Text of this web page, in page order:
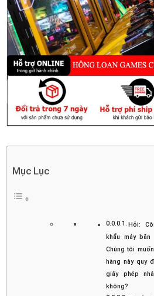
Mục Lục
Hỏi:
khẩu máy
Chúng tôi
hàng này quy
giấy phép
không?